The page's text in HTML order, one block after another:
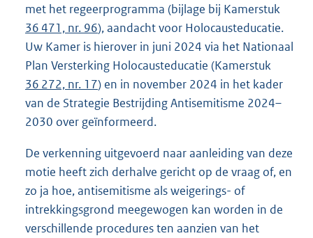
met het regeerprogramma (bijlage bij Kamerstuk
36 471, nr. 96), aandacht voor Holocausteducatie.
Uw Kamer is hierover in juni 2024 via het Nationaal
Plan Versterking Holocausteducatie (Kamerstuk
36 272, nr. 17) en in november 2024 in het kader
van de Strategie Bestrijding Antisemitisme 2024–
2030 over geïnformeerd.
De verkenning uitgevoerd naar aanleiding van deze
motie heeft zich derhalve gericht op de vraag of, en
zo ja hoe, antisemitisme als weigerings- of
intrekkingsgrond meegewogen kan worden in de
verschillende procedures ten aanzien van het